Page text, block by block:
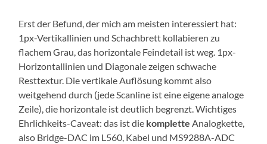
Erst der Befund, der mich am meisten interessiert hat:
1px-Vertikallinien und Schachbrett kollabieren zu
flachem Grau, das horizontale Feindetail ist weg. 1px-
Horizontallinien und Diagonale zeigen schwache
Resttextur. Die vertikale Auflösung kommt also
weitgehend durch (jede Scanline ist eine eigene analoge
Zeile), die horizontale ist deutlich begrenzt. Wichtiges
Ehrlichkeits-Caveat: das ist die komplette Analogkette,
also Bridge-DAC im L560, Kabel und MS9288A-ADC